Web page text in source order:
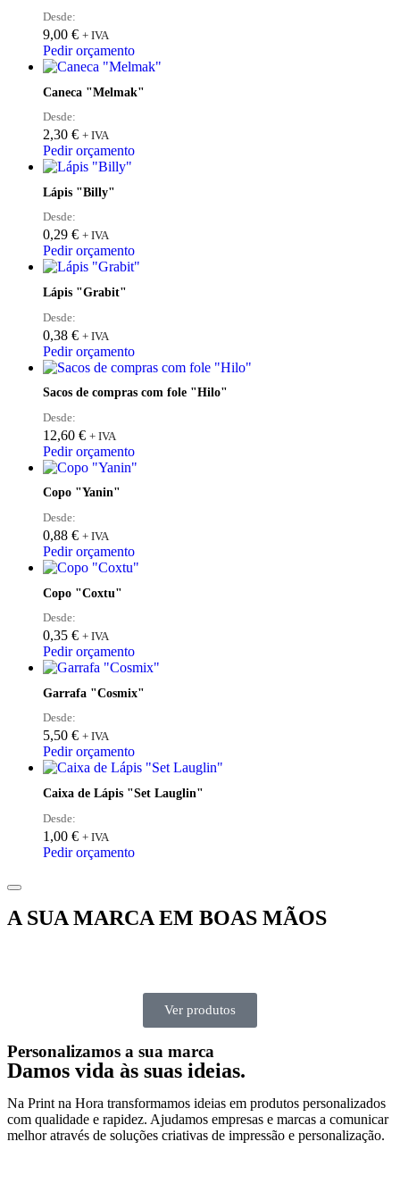
Desde:
9,00 € + IVA
Pedir orçamento
Caneca "Melmak"
Desde:
2,30 € + IVA
Pedir orçamento
Lápis "Billy"
Desde:
0,29 € + IVA
Pedir orçamento
Lápis "Grabit"
Desde:
0,38 € + IVA
Pedir orçamento
Sacos de compras com fole "Hilo"
Desde:
12,60 € + IVA
Pedir orçamento
Copo "Yanin"
Desde:
0,88 € + IVA
Pedir orçamento
Copo "Coxtu"
Desde:
0,35 € + IVA
Pedir orçamento
Garrafa "Cosmix"
Desde:
5,50 € + IVA
Pedir orçamento
Caixa de Lápis "Set Lauglin"
Desde:
1,00 € + IVA
Pedir orçamento
A SUA MARCA EM BOAS MÃOS
Ver produtos
Personalizamos a sua marca
Damos vida às suas ideias.
Na Print na Hora transformamos ideias em produtos personalizados
com qualidade e rapidez. Ajudamos empresas e marcas a comunicar
melhor através de soluções criativas de impressão e personalização.